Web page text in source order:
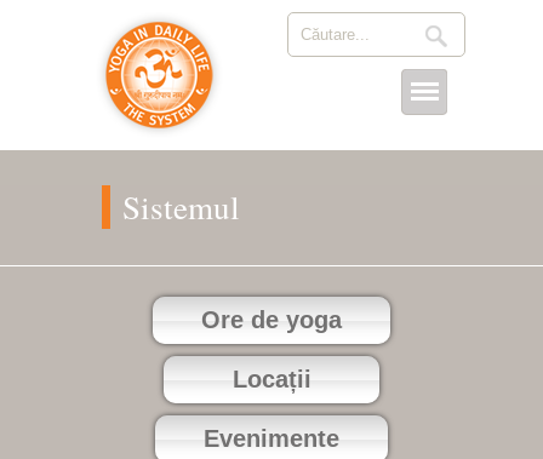
Sistemul
Ore de yoga
Locații
Evenimente